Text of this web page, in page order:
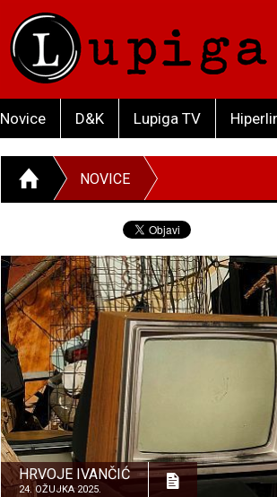
Novice D&K Lupiga TV
NOVICE
HRVOJE IVANČIĆ
24. OŽUJKA 2025.